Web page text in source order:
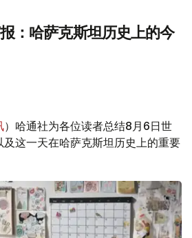
：哈萨克斯坦历史上的今
）哈通社为各位读者总结8月6日世
这一天在哈萨克斯坦历史上的重要